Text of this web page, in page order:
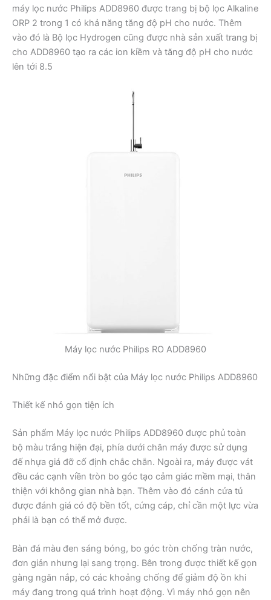
máy lọc nước Philips ADD8960 được trang bị bộ lọc Alkaline
ORP 2 trong 1 có khả năng tăng độ pH cho nước. Thêm
vào đó là Bộ lọc Hydrogen cũng được nhà sản xuất trang bị
cho ADD8960 tạo ra các ion kiềm và tăng độ pH cho nước
lên tới 8.5
Máy lọc nước Philips RO ADD8960
Những đặc điểm nổi bật của Máy lọc nước Philips ADD8960
Thiết kế nhỏ gọn tiện ích
Sản phẩm Máy lọc nước Philips ADD8960 được phủ toàn
bộ màu trắng hiện đại, phía dưới chân máy được sử dụng
đế nhựa giá đỡ cố định chắc chắn. Ngoài ra, máy được vát
đều các cạnh viền tròn bo góc tạo cảm giác mềm mại, thân
thiện với không gian nhà bạn. Thêm vào đó cánh cửa tủ
được đánh giá có độ bền tốt, cứng cáp, chỉ cần một lực vừa
phải là bạn có thể mở được.
Bàn đá màu đen sáng bóng, bo góc tròn chống tràn nước,
đơn giản nhưng lại sang trọng. Bên trong được thiết kế gọn
gàng ngăn nắp, có các khoảng chống để giảm độ ồn khi
máy đang trong quá trình hoạt động. Vì máy nhỏ gọn nên